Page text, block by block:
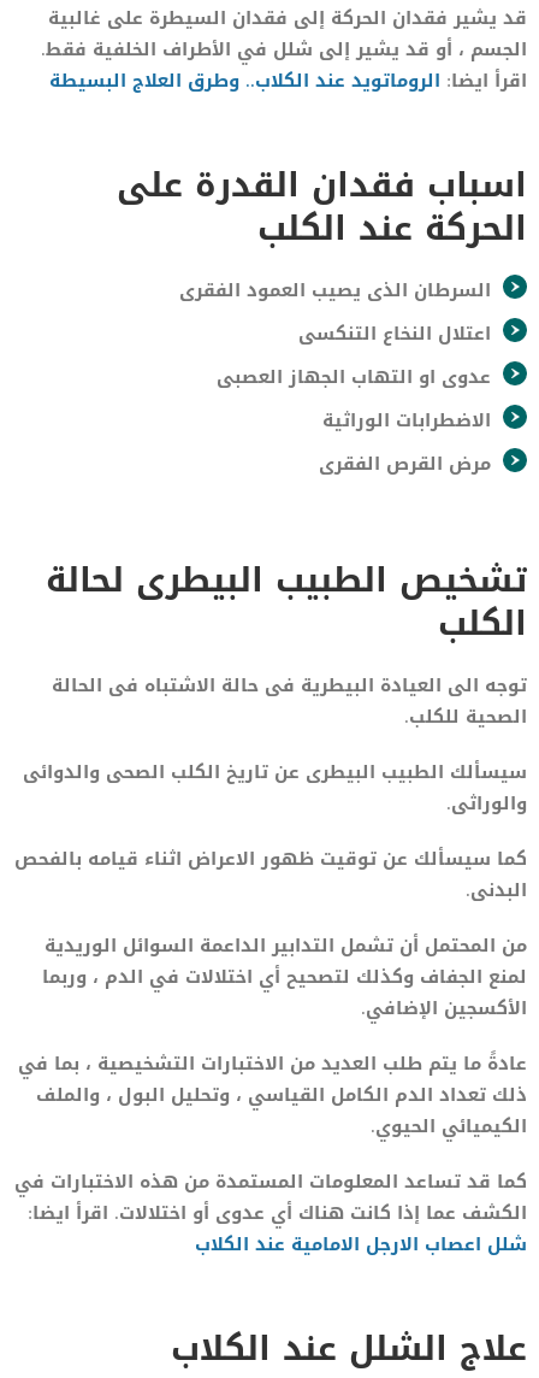
قد يشير فقدان الحركة إلى فقدان السيطرة على غالبية
الجسم ، أو قد يشير إلى شلل في الأطراف الخلفية فقط.
اقرأ ايضا: الروماتويد عند الكلاب.. وطرق العلاج البسيطة
اسباب فقدان القدرة على
الحركة عند الكلب
السرطان الذى يصيب العمود الفقرى
اعتلال النخاع التنكسى
عدوى او التهاب الجهاز العصبى
الاضطرابات الوراثية
مرض القرص الفقرى
تشخيص الطبيب البيطرى لحالة
الكلب
توجه الى العيادة البيطرية فى حالة الاشتباه فى الحالة
الصحية للكلب.
سيسألك الطبيب البيطرى عن تاريخ الكلب الصحى والدوائى
والوراثى.
كما سيسألك عن توقيت ظهور الاعراض اثناء قيامه بالفحص
البدنى.
من المحتمل أن تشمل التدابير الداعمة السوائل الوريدية
لمنع الجفاف وكذلك لتصحيح أي اختلالات في الدم ، وربما
الأكسجين الإضافي.
عادةً ما يتم طلب العديد من الاختبارات التشخيصية ، بما في
ذلك تعداد الدم الكامل القياسي ، وتحليل البول ، والملف
الكيميائي الحيوي.
كما قد تساعد المعلومات المستمدة من هذه الاختبارات في
الكشف عما إذا كانت هناك أي عدوى أو اختلالات. اقرأ ايضا:
شلل اعصاب الارجل الامامية عند الكلاب
علاج الشلل عند الكلاب